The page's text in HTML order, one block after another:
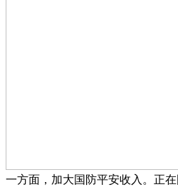
一方面，加大国防平安收入。正